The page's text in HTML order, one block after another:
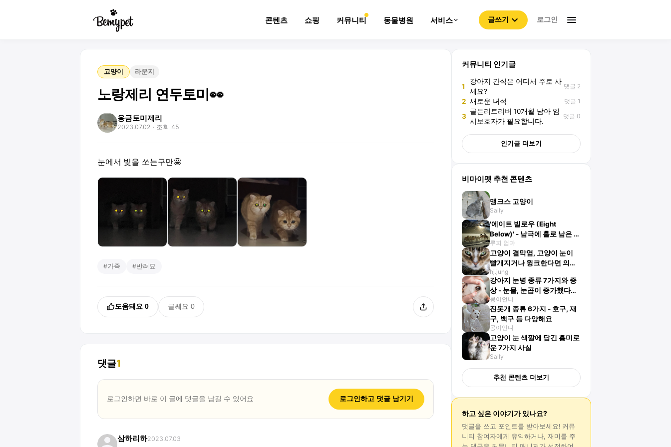
콘텐츠 쇼핑 커뮤니티 동물병원 서비스 글쓰기 로그인
고양이 라운지
노랑제리 연두토미👀
옹금토미제리
2023.07.02 · 조회 45
눈에서 빛을 쏘는구만🤩
#가족 #반려묘
도움돼요 0 글쎄요 0
댓글1
로그인하면 바로 이 글에 댓글을 남길 수 있어요 로그인하고 댓글 남기기
삼하리하2023.07.03
커뮤니티 인기글
1
강아지 간식은 어디서 주로 사
세요?
댓글 2
2 새로운 녀석 댓글 1
3
골든리트리버 10개월 남아 임
시보호자가 필요합니다.
댓글 0
인기글 더보기
비마이펫 추천 콘텐츠
맹크스 고양이
Sally
'에이트 빌로우 (Eight
Below)' - 남극에 홀로 남은 썰
매견들의 생존기
루피 엄마
고양이 결막염, 고양이 눈이
빨개지거나 윙크한다면 의심
해야 해요!
hj.jung
강아지 눈병 종류 7가지와 증
상 - 눈물, 눈곱이 증가했다면
의심해야 해요
몽이언니
진돗개 종류 6가지 - 호구, 재
구, 백구 등 다양해요
몽이언니
고양이 눈 색깔에 담긴 흥미로
운 7가지 사실
Sally
추천 콘텐츠 더보기
하고 싶은 이야기가 있나요?
댓글을 쓰고 포인트를 받아보세요! 커뮤
니티 참여자에게 유익하거나, 재미를 주